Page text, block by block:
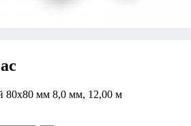
80х80 мм 8,0 мм, 12,00 м